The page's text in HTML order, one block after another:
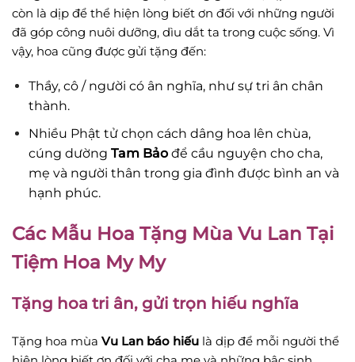
còn là dịp để thể hiện lòng biết ơn đối với những người
đã góp công nuôi dưỡng, dìu dắt ta trong cuộc sống. Vì
vậy, hoa cũng được gửi tặng đến:
Thầy, cô / người có ân nghĩa, như sự tri ân chân
thành.
Nhiều Phật tử chọn cách dâng hoa lên chùa,
cúng dường Tam Bảođể cầu nguyện cho cha,
mẹ và người thân trong gia đình được bình an và
hạnh phúc.
Các Mẫu Hoa Tặng Mùa Vu Lan Tại
Tiệm Hoa My My
Tặng hoa tri ân, gửi trọn hiếu nghĩa
Tặng hoa mùa Vu Lan báo hiếu là dịp để mỗi người thể